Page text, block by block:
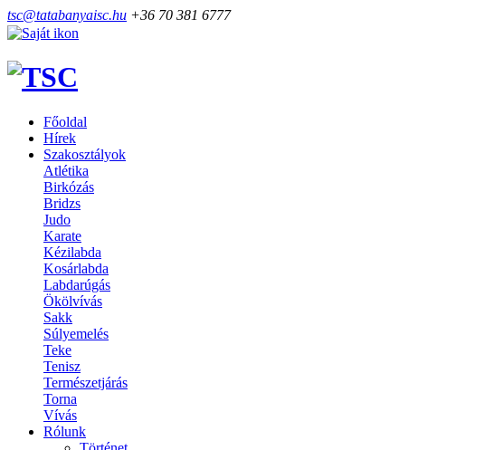
tsc@tatabanyaisc.hu +36 70 381 6777
Főoldal
Hírek
Szakosztályok
Atlétika
Birkózás
Bridzs
Judo
Karate
Kézilabda
Kosárlabda
Labdarúgás
Ökölvívás
Sakk
Súlyemelés
Teke
Tenisz
Természetjárás
Torna
Vívás
Rólunk